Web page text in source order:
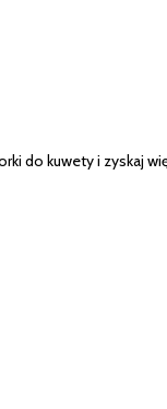
do kuwety i zyskaj